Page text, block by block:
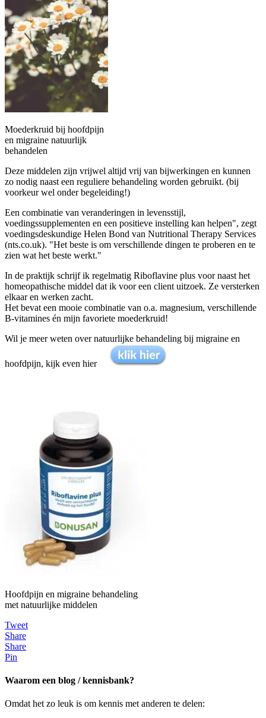
Moederkruid bij hoofdpijn
en migraine natuurlijk
behandelen
Deze middelen zijn vrijwel altijd vrij van bijwerkingen en kunnen
zo nodig naast een reguliere behandeling worden gebruikt. (bij
voorkeur wel onder begeleiding!)
Een combinatie van veranderingen in levensstijl,
voedingssupplementen en een positieve instelling kan helpen", zegt
voedingsdeskundige Helen Bond van Nutritional Therapy Services
(nts.co.uk). "Het beste is om verschillende dingen te proberen en te
zien wat het beste werkt."
In de praktijk schrijf ik regelmatig Riboflavine plus voor naast het
homeopathische middel dat ik voor een client uitzoek. Ze versterken
elkaar en werken zacht.
Het bevat een mooie combinatie van o.a. magnesium, verschillende
B-vitamines én mijn favoriete moederkruid!
Wil je meer weten over natuurlijke behandeling bij migraine en
hoofdpijn, kijk even hier
Hoofdpijn en migraine behandeling
met natuurlijke middelen
Tweet
Share
Share
Pin
Waarom een blog / kennisbank?
Omdat het zo leuk is om kennis met anderen te delen: